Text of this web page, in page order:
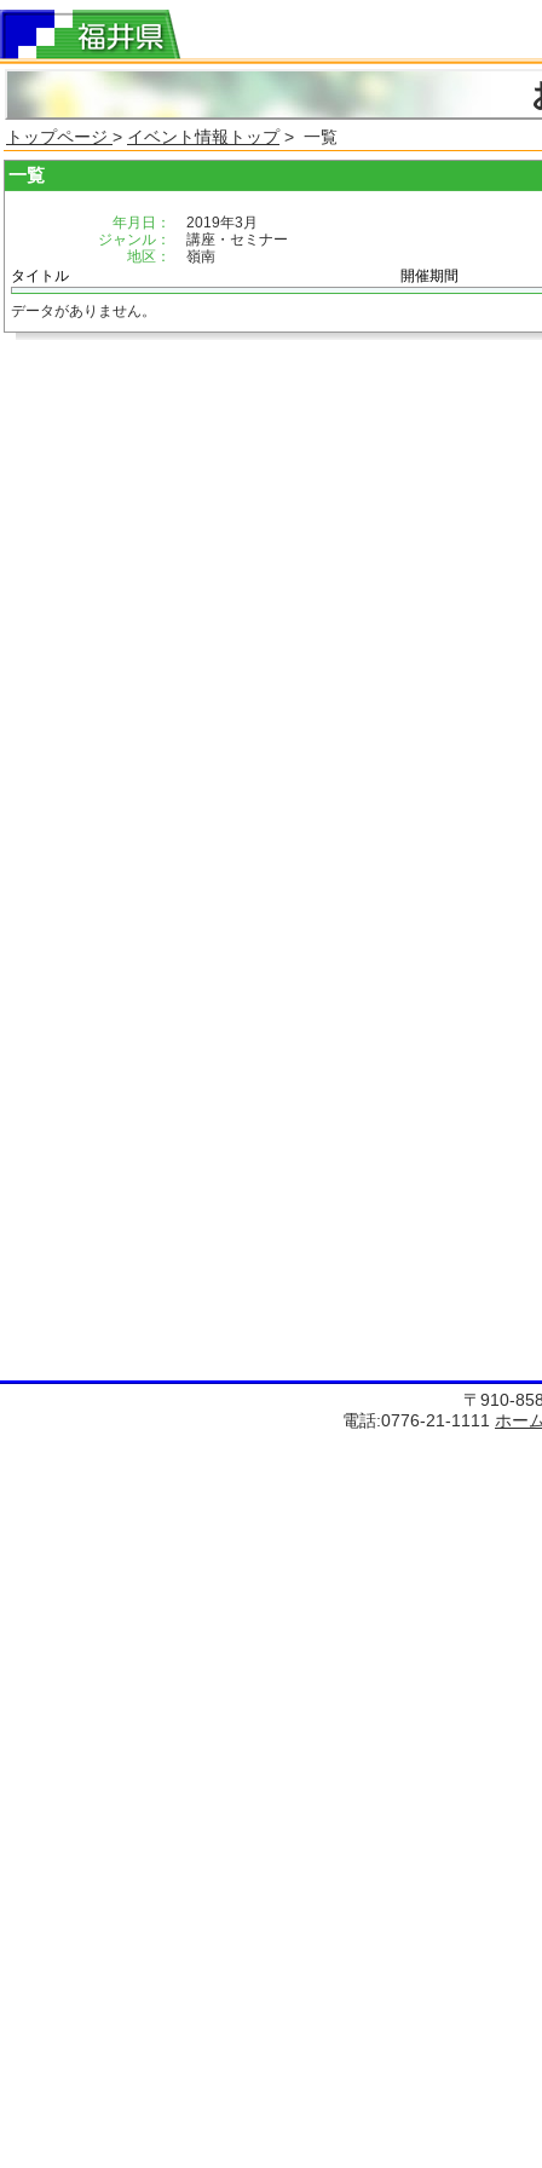
トップページ > イベント情報トップ> 一覧
一覧
年月日：
2019年3月
ジャンル：
講座・セミナー
地区：
嶺南
タイトル
開催期間
データがありません。
〒910-
電話:0776-21-1111 ホー